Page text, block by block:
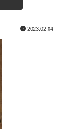
2023.02.04